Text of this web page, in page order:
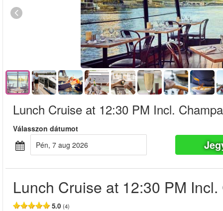
Lunch Cruise at 12:30 PM Incl.
Válasszon dátumot
pén, 7 aug 2026
Lunch Cruise at 12:30 PM
5.0 (4)